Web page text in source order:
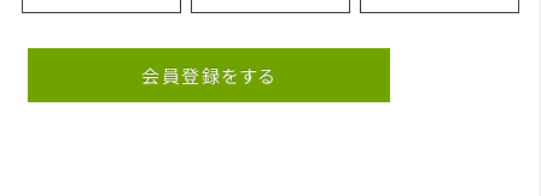
会員登録をする